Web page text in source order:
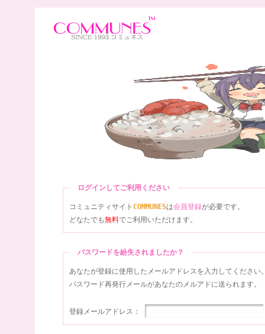
ログインしてご利用ください
コミュニティサイト COMMUNESは会員登録が必要です。
どなたでも無料でご利用いただけます。
パスワードを紛失されましたか？
あなたが登録に使用したメールアドレスを入力してください
パスワード再発行メールがあなたのメルアドに送られます。
登録メールアドレス：